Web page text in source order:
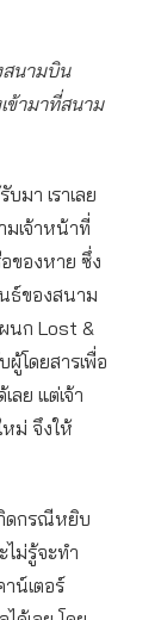
สนามบิน
ข้ามาที่สนาม
มา เราเลย
มเจ้าหน้าที่
ของหาย ซึ่ง
ธ์ของสนาม
นก Lost &
ผู้โดยสารเพื่อ
ลย แต่เจ้า
ม่ จึงให้
ดกรณีหยิบ
ไม่รู้จะทำ
าน์เตอร์